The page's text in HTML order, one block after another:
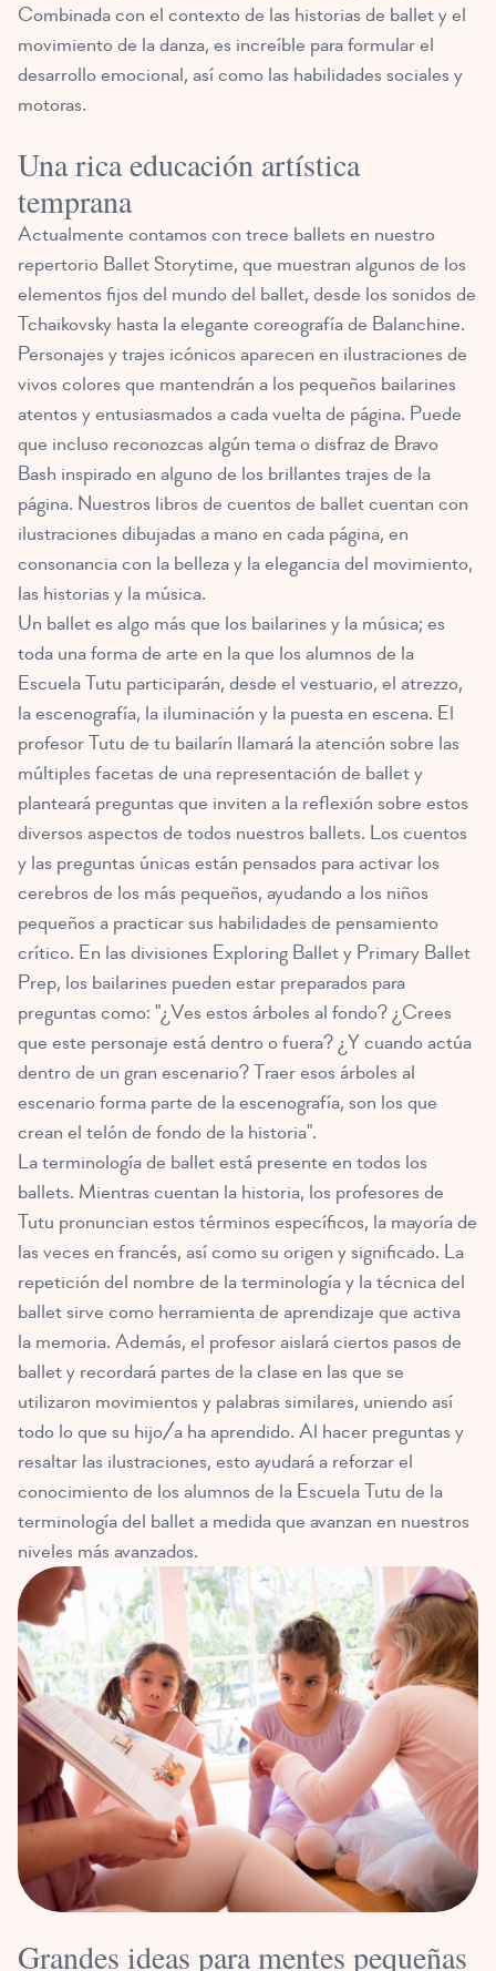
Combinada con el contexto de las historias de ballet y el
movimiento de la danza, es increíble para formular el
desarrollo emocional, así como las habilidades sociales y
motoras.
Una rica educación artística
temprana
Actualmente contamos con trece ballets en nuestro
repertorio Ballet Storytime, que muestran algunos de los
elementos fijos del mundo del ballet, desde los sonidos de
Tchaikovsky hasta la elegante coreografía de Balanchine.
Personajes y trajes icónicos aparecen en ilustraciones de
vivos colores que mantendrán a los pequeños bailarines
atentos y entusiasmados a cada vuelta de página. Puede
que incluso reconozcas algún tema o disfraz de Bravo
Bash inspirado en alguno de los brillantes trajes de la
página. Nuestros libros de cuentos de ballet cuentan con
ilustraciones dibujadas a mano en cada página, en
consonancia con la belleza y la elegancia del movimiento,
las historias y la música.
Un ballet es algo más que los bailarines y la música; es
toda una forma de arte en la que los alumnos de la
Escuela Tutu participarán, desde el vestuario, el atrezzo,
la escenografía, la iluminación y la puesta en escena. El
profesor Tutu de tu bailarín llamará la atención sobre las
múltiples facetas de una representación de ballet y
planteará preguntas que inviten a la reflexión sobre estos
diversos aspectos de todos nuestros ballets. Los cuentos
y las preguntas únicas están pensados para activar los
cerebros de los más pequeños, ayudando a los niños
pequeños a practicar sus habilidades de pensamiento
crítico. En las divisiones Exploring Ballet y Primary Ballet
Prep, los bailarines pueden estar preparados para
preguntas como: "¿Ves estos árboles al fondo? ¿Crees
que este personaje está dentro o fuera? ¿Y cuando actúa
dentro de un gran escenario? Traer esos árboles al
escenario forma parte de la escenografía, son los que
crean el telón de fondo de la historia".
La terminología de ballet está presente en todos los
ballets. Mientras cuentan la historia, los profesores de
Tutu pronuncian estos términos específicos, la mayoría de
las veces en francés, así como su origen y significado. La
repetición del nombre de la terminología y la técnica del
ballet sirve como herramienta de aprendizaje que activa
la memoria. Además, el profesor aislará ciertos pasos de
ballet y recordará partes de la clase en las que se
utilizaron movimientos y palabras similares, uniendo así
todo lo que su hijo/a ha aprendido. Al hacer preguntas y
resaltar las ilustraciones, esto ayudará a reforzar el
conocimiento de los alumnos de la Escuela Tutu de la
terminología del ballet a medida que avanzan en nuestros
niveles más avanzados.
Grandes ideas para mentes pequeñas